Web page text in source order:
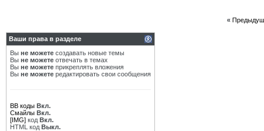
«
Ваши права в разделе
Вы не можете создавать новые темы
Вы не можете отвечать в темах
Вы не можете прикреплять вложения
Вы не можете редактировать свои сообщения
BB коды Вкл.
Смайлы Вкл.
[IMG] код Вкл.
HTML код Выкл.